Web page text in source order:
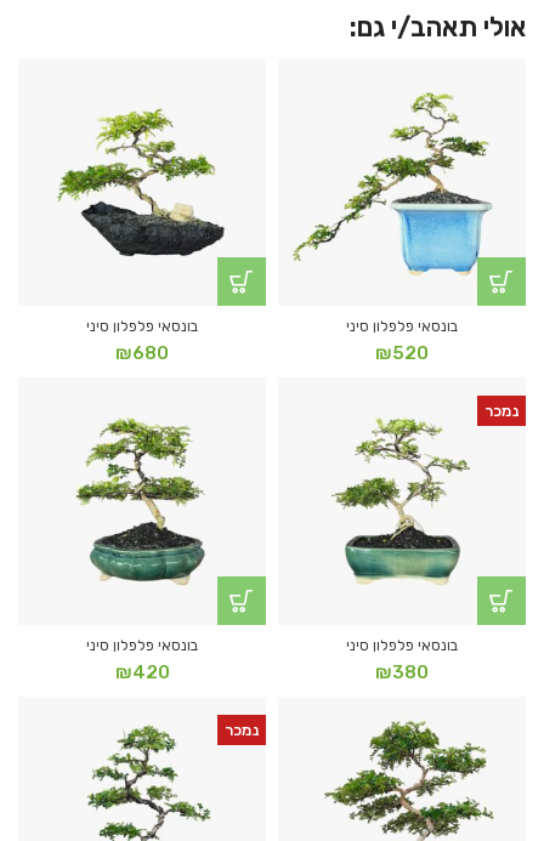
אולי תאהב/י גם:
בונסאי פלפלון סיני
₪520
בונסאי פלפלון סיני
₪680
נמכר
בונסאי פלפלון סיני
₪380
בונסאי פלפלון סיני
₪420
נמכר